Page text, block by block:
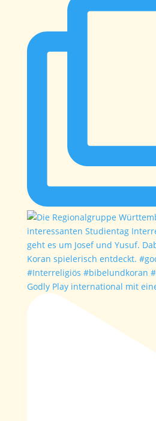
Godly Play international mit